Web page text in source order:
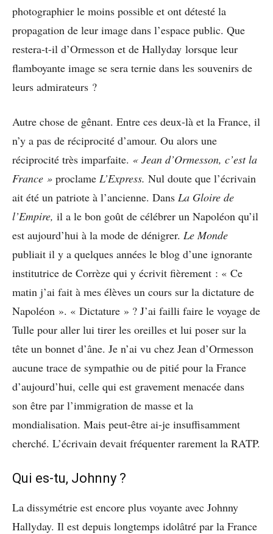
photographier le moins possible et ont détesté la
propagation de leur image dans l’espace public. Que
restera-t-il d’Ormesson et de Hallyday lorsque leur
flamboyante image se sera ternie dans les souvenirs de
leurs admirateurs ?
Autre chose de gênant. Entre ces deux-là et la France, il
n’y a pas de réciprocité d’amour. Ou alors une
réciprocité très imparfaite. « Jean d’Ormesson, c’est la
France » proclame L’Express. Nul doute que l’écrivain
ait été un patriote à l’ancienne. Dans La Gloire de
l’Empire, il a le bon goût de célébrer un Napoléon qu’il
est aujourd’hui à la mode de dénigrer. Le Monde
publiait il y a quelques années le blog d’une ignorante
institutrice de Corrèze qui y écrivit fièrement : « Ce
matin j’ai fait à mes élèves un cours sur la dictature de
Napoléon ». « Dictature » ? J’ai failli faire le voyage de
Tulle pour aller lui tirer les oreilles et lui poser sur la
tête un bonnet d’âne. Je n’ai vu chez Jean d’Ormesson
aucune trace de sympathie ou de pitié pour la France
d’aujourd’hui, celle qui est gravement menacée dans
son être par l’immigration de masse et la
mondialisation. Mais peut-être ai-je insuffisamment
cherché. L’écrivain devait fréquenter rarement la RATP.
Qui es-tu, Johnny ?
La dissymétrie est encore plus voyante avec Johnny
Hallyday. Il est depuis longtemps idolâtré par la France